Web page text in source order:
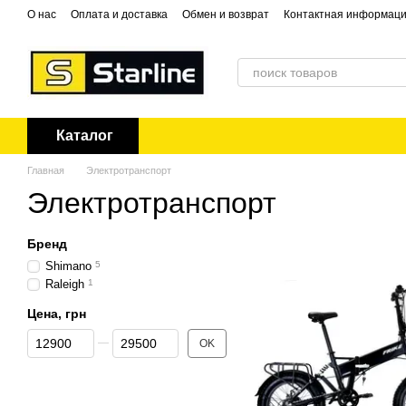
Перейти к основному контенту
О нас Оплата и доставка Обмен и возврат Контактная
Каталог
Главная Электротранспорт
Электротранспорт
Бренд
Shimano 5
Raleigh 1
Цена, грн
От Цена, грн
До Цена, грн OK